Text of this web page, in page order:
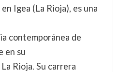
Igea (La Rioja), es una
contemporánea de
en su
Rioja. Su carrera